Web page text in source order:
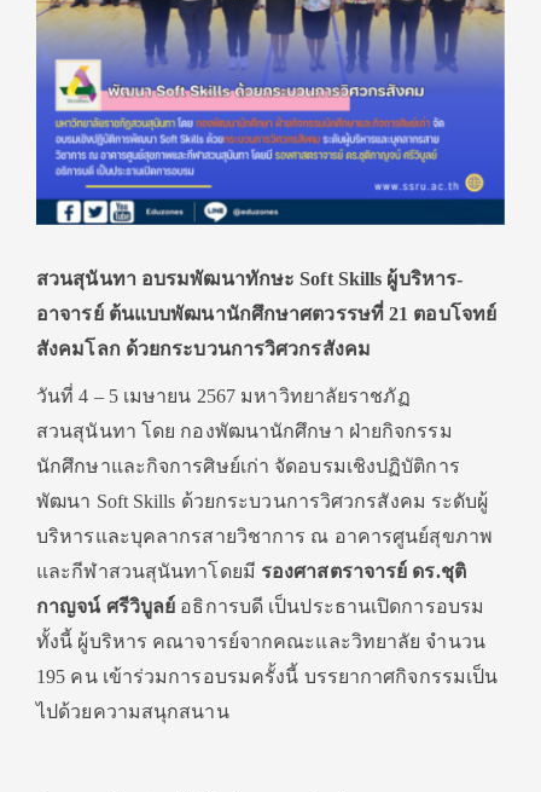
สวนสุนันทา อบรมพัฒนาทักษะ Soft Skills ผู้บริหาร-
อาจารย์ ต้นแบบพัฒนานักศึกษาศตวรรษที่ 21 ตอบโจทย์
สังคมโลก ด้วยกระบวนการวิศวกรสังคม
วันที่ 4 – 5 เมษายน 2567 มหาวิทยาลัยราชภัฏ
สวนสุนันทา โดย กองพัฒนานักศึกษา ฝ่ายกิจกรรม
นักศึกษาและกิจการศิษย์เก่า จัดอบรมเชิงปฏิบัติการ
พัฒนา Soft Skills ด้วยกระบวนการวิศวกรสังคม ระดับผู้
บริหารและบุคลากรสายวิชาการ ณ อาคารศูนย์สุขภาพ
และกีฬาสวนสุนันทาโดยมี รองศาสตราจารย์ ดร.ชุติ
กาญจน์ ศรีวิบูลย์ อธิการบดี เป็นประธานเปิดการอบรม
ทั้งนี้ ผู้บริหาร คณาจารย์จากคณะและวิทยาลัย จำนวน
195 คน เข้าร่วมการอบรมครั้งนี้ บรรยากาศกิจกรรมเป็น
ไปด้วยความสนุกสนาน